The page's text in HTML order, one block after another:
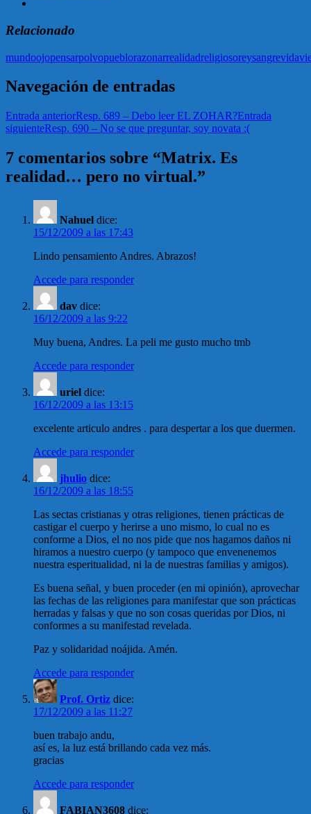
Relacionado
mundoojopensarpolvopueblorazonarrealidadreligiosoreysangrevida
Navegación de entradas
Entrada anteriorResp. 689 – Debo leer EL ZOHAR?Entrada
siguienteResp. 690 – No se que preguntar, soy novata :(
7 comentarios sobre “Matrix. Es
realidad… pero no virtual.”
Nahuel dice:
15/12/2009 a las 17:43
Lindo pensamiento Andres. Abrazos!
Accede para responder
dav dice:
16/12/2009 a las 9:22
Muy buena, Andres. La peli me gusto mucho tmb
Accede para responder
uriel dice:
16/12/2009 a las 13:15
excelente articulo andres . para despertar a los que duermen.
Accede para responder
jhulio dice:
16/12/2009 a las 18:55
Las sectas cristianas y otras religiones, tienen prácticas de
castigar el cuerpo y herirse a uno mismo, lo cual no es
conforme a Dios, el no nos pide que nos hagamos daños ni
hiramos a nuestro cuerpo (y tampoco que envenenemos
nuestra esperitualidad, ni la de nuestras familias y amigos).
Es buena señal, y buen proceder (en mi opinión), aprovechar
las fechas de las religiones para manifestar que son prácticas
herradas y falsas y que no son cosas queridas por Dios, ni
conformes a su manifestad revelada.
Paz y solidaridad noájida. Amén.
Accede para responder
Prof. Ortiz dice:
17/12/2009 a las 11:27
buen trabajo andu,
así es, la luz está brillando cada vez más.
gracias
Accede para responder
FABIAN3608 dice: